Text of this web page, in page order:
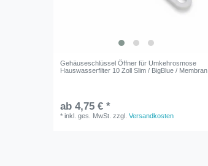
Gehäuseschlüssel Öffner für Umkehrosmose
Hauswasserfilter 10 Zoll Slim / BigBlue / Membran
ab 4,75 € *
*inkl. ges. MwSt. zzgl.Versandkosten